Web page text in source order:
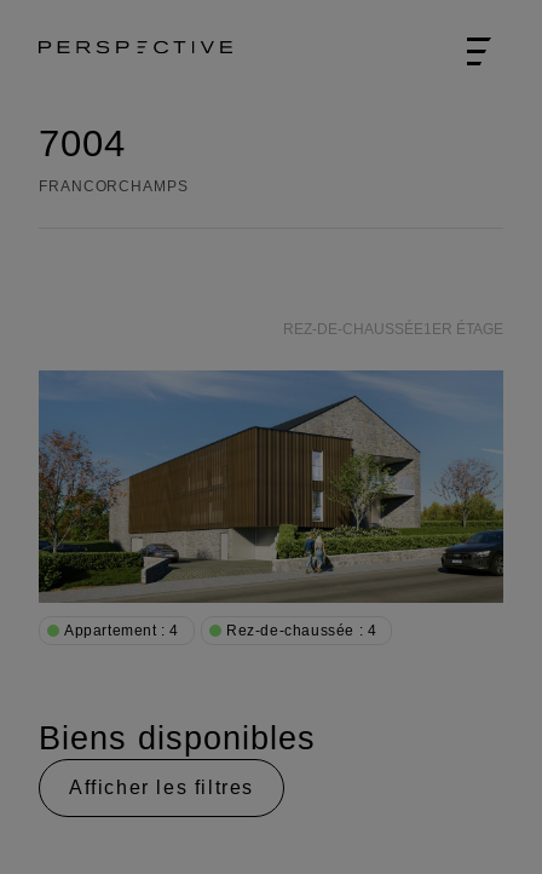
7004
FRANCORCHAMPS
REZ-DE-CHAUSSÉE1ER ÉTAGE
Appartement : 4 Rez-de-chaussée : 4
Biens disponibles
Afficher les filtres